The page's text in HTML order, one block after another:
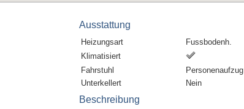
Ausstattung
Heizungsart
Fussbodenh.
Klimatisiert
Fahrstuhl
Personenaufzug
Unterkellert
Nein
Beschreibung